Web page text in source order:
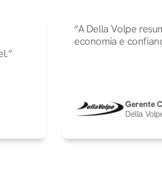
“A Della Volpe
economia e
Gerente
Della